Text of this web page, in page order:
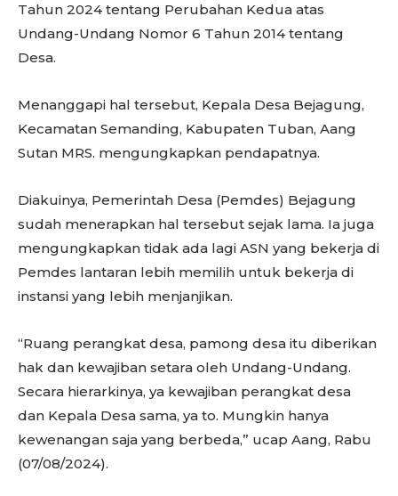
Tahun 2024 tentang Perubahan Kedua atas
Undang-Undang Nomor 6 Tahun 2014 tentang
Desa.
Menanggapi hal tersebut, Kepala Desa Bejagung,
Kecamatan Semanding, Kabupaten Tuban, Aang
Sutan MRS. mengungkapkan pendapatnya.
Diakuinya, Pemerintah Desa (Pemdes) Bejagung
sudah menerapkan hal tersebut sejak lama. Ia juga
mengungkapkan tidak ada lagi ASN yang bekerja di
Pemdes lantaran lebih memilih untuk bekerja di
instansi yang lebih menjanjikan.
“Ruang perangkat desa, pamong desa itu diberikan
hak dan kewajiban setara oleh Undang-Undang.
Secara hierarkinya, ya kewajiban perangkat desa
dan Kepala Desa sama, ya to. Mungkin hanya
kewenangan saja yang berbeda,” ucap Aang, Rabu
(07/08/2024).